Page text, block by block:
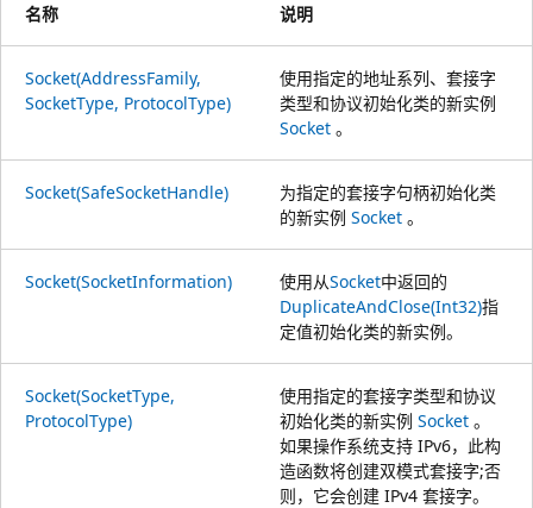
名称 说明
Socket(AddressFamily,
SocketType, ProtocolType)
使用指定的地址系列、套接字
类型和协议初始化类的新实例
Socket 。
Socket(SafeSocketHandle)
为指定的套接字句柄初始化类
的新实例 Socket 。
Socket(SocketInformation) 使用从Socket中返回的
DuplicateAndClose(Int32)指
定值初始化类的新实例。
Socket(SocketType,
ProtocolType)
使用指定的套接字类型和协议
初始化类的新实例 Socket 。
如果操作系统支持 IPv6，此构
造函数将创建双模式套接字;否
则，它会创建 IPv4 套接字。